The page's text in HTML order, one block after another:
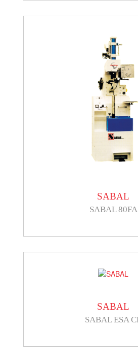
SABAL
SABAL 80FA
SABAL
SABAL ESA